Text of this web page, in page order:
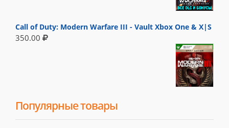
Call of Duty: Modern Warfare III - Vault Xbox One & X|S
350.00
Популярные товары